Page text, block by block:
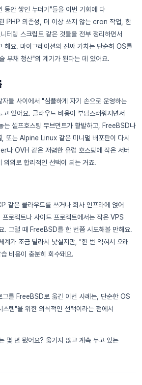
동안 쌓인 누더기"들을 이번 기회에 다
PHP 의존성, 더 이상 쓰지 않는 cron 작업, 한
터링 스크립트 같은 것들을 전부 정리하면서
해요. 마이그레이션의 진짜 가치는 단순히 OS를
부채 청산"의 계기가 된다는 데 있어요.
들 사이에서 "심플하게 자기 손으로 운영하는
있어요. 클라우드 비용이 부담스러워지면서
는 셀프호스팅 무브먼트가 활발하고, FreeBSD나
또는 Alpine Linux 같은 미니멀 배포판이 다시
나 OVH 같은 저렴한 유럽 호스팅에 작은 서버
의외로 합리적인 선택이 되는 거죠.
같은 클라우드를 쓰거나 회사 인프라에 얹어
로젝트나 사이드 프로젝트에서는 작은 VPS
. 그럴 때 FreeBSD를 한 번쯤 시도해볼 만해요.
계가 조금 달라서 낯설지만, "한 번 익혀서 오래
비용이 충분히 회수돼요.
를 FreeBSD로 옮긴 이번 사례는, 단순한 OS
템"을 위한 의식적인 선택이라는 점에서
몇 년 됐어요? 옮기지 않고 계속 두고 있는